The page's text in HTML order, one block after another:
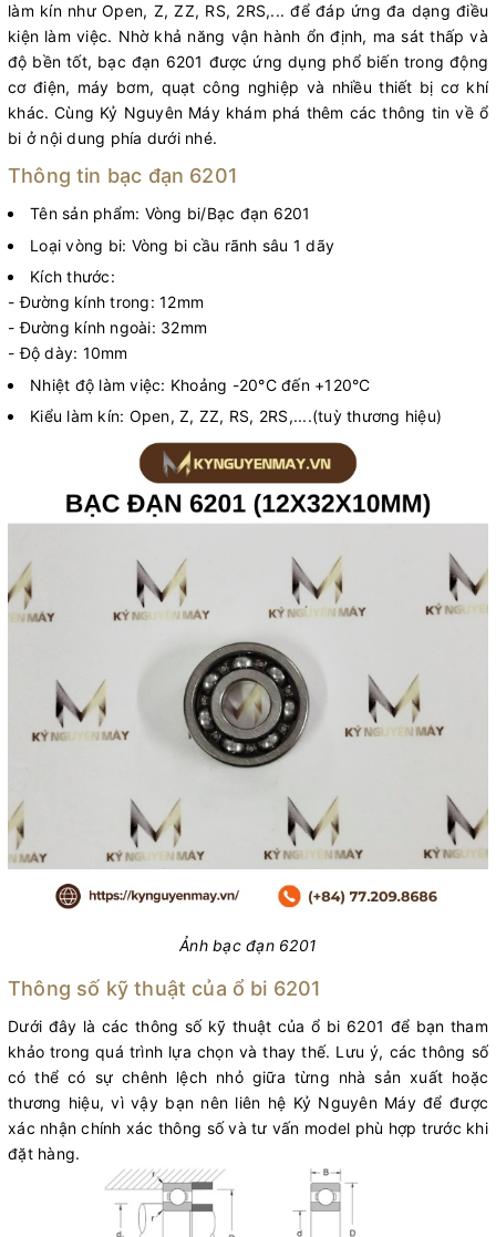
làm kín như Open, Z, ZZ, RS, 2RS,... để đáp ứng đa dạng điều
kiện làm việc. Nhờ khả năng vận hành ổn định, ma sát thấp và
độ bền tốt, bạc đạn 6201 được ứng dụng phổ biến trong động
cơ điện, máy bơm, quạt công nghiệp và nhiều thiết bị cơ khí
khác. Cùng Kỷ Nguyên Máy khám phá thêm các thông tin về ổ
bi ở nội dung phía dưới nhé.
Thông tin bạc đạn 6201
Tên sản phẩm: Vòng bi/Bạc đạn 6201
Loại vòng bi: Vòng bi cầu rãnh sâu 1 dãy
Kích thước:
- Đường kính trong: 12mm
- Đường kính ngoài: 32mm
- Độ dày: 10mm
Nhiệt độ làm việc: Khoảng -20°C đến +120°C
Kiểu làm kín: Open, Z, ZZ, RS, 2RS,....(tuỳ thương hiệu)
Ảnh bạc đạn 6201
Thông số kỹ thuật của ổ bi 6201
Dưới đây là các thông số kỹ thuật của ổ bi 6201 để bạn tham
khảo trong quá trình lựa chọn và thay thế. Lưu ý, các thông số
có thể có sự chênh lệch nhỏ giữa từng nhà sản xuất hoặc
thương hiệu, vì vậy bạn nên liên hệ Kỷ Nguyên Máy để được
xác nhận chính xác thông số và tư vấn model phù hợp trước khi
đặt hàng.